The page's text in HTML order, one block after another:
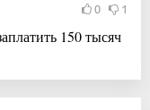
0 1
150 тысяч